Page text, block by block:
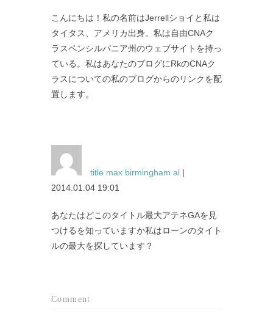
こんにちは！私の名前はJerrellショイと私は
タイタス、アメリカ出身。私は自由CNAク
ラスペンシルバニア州のウェブサイトを持っ
ている。私はあなたのブログにRkのCNAク
ラスについての私のブログからのリンクを配
置します。
title max birmingham al |
2014.01.04 19:01
あなたはどこのタイトル最大アテネGAを見
つけるを知っていますか私はローンのタイト
ルの最大を探しています？
Comment